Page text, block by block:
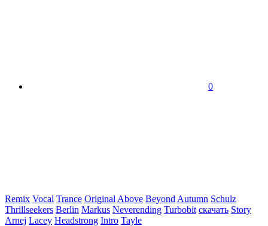
0
Remix Vocal Trance Original Above Beyond Autumn Schulz
Thrillseekers Berlin Markus Neverending Turbobit скачать Story
Arnej Lacey Headstrong Intro Tayle